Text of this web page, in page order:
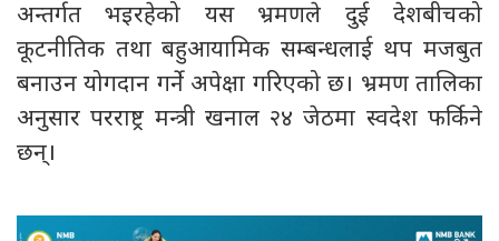
अन्तर्गत भइरहेको यस भ्रमणले दुई देशबीचको
कूटनीतिक तथा बहुआयामिक सम्बन्धलाई थप मजबुत
बनाउन योगदान गर्ने अपेक्षा गरिएको छ। भ्रमण तालिका
अनुसार परराष्ट्र मन्त्री खनाल २४ जेठमा स्वदेश फर्किने
छन्।